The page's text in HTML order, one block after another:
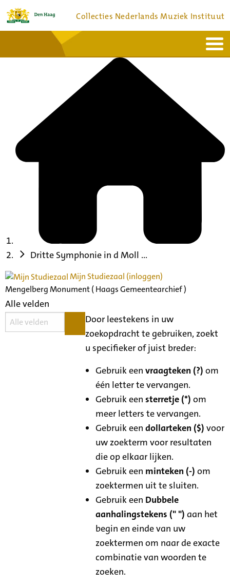
Collecties Nederlands Muziek Instituut
Bronnen en collecties
Dritte Symphonie in d Moll ...
Mijn Studiezaal (inloggen)
Mengelberg Monument ( Haags Gemeentearchief )
Alle velden
Door leestekens in uw
zoekopdracht te gebruiken, zoekt
u specifieker of juist breder:
Gebruik eenvraagteken (?) om
één letter te vervangen.
Gebruik eensterretje (*) om
meer letters te vervangen.
Gebruik eendollarteken ($) voor
uw zoekterm voor resultaten
die op elkaar lijken.
Gebruik een minteken (-) om
zoektermen uit te sluiten.
Gebruik een Dubbele
aanhalingstekens (" ") aan het
begin en einde van uw
zoektermen om naar de exacte
combinatie van woorden te
zoeken.